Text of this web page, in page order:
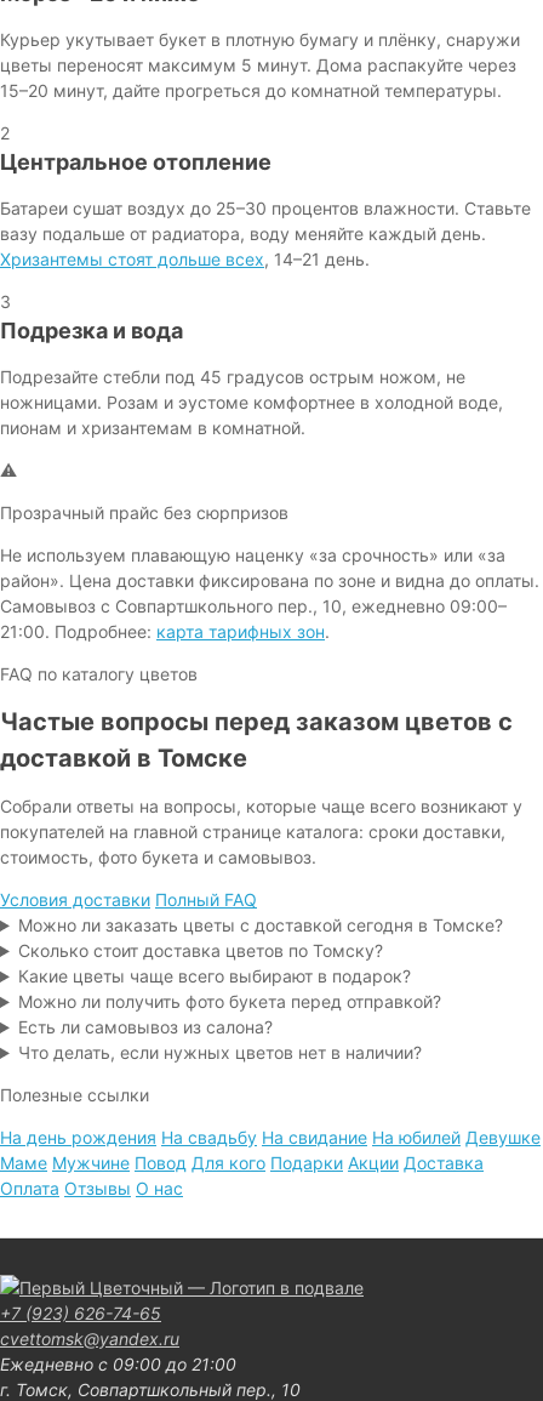
Курьер укутывает букет в плотную бумагу и плёнку, снаружи
цветы переносят максимум 5 минут. Дома распакуйте через
15–20 минут, дайте прогреться до комнатной температуры.
2
Центральное отопление
Батареи сушат воздух до 25–30 процентов влажности. Ставьте
вазу подальше от радиатора, воду меняйте каждый день.
Хризантемы стоят дольше всех, 14–21 день.
3
Подрезка и вода
Подрезайте стебли под 45 градусов острым ножом, не
ножницами. Розам и эустоме комфортнее в холодной воде,
пионам и хризантемам в комнатной.
⚠
Прозрачный прайс без сюрпризов
Не используем плавающую наценку «за срочность» или «за
район». Цена доставки фиксирована по зоне и видна до оплаты.
Самовывоз с Совпартшкольного пер., 10, ежедневно 09:00–
21:00. Подробнее: карта тарифных зон.
FAQ по каталогу цветов
Частые вопросы перед заказом цветов с
доставкой в Томске
Собрали ответы на вопросы, которые чаще всего возникают у
покупателей на главной странице каталога: сроки доставки,
стоимость, фото букета и самовывоз.
Условия доставки Полный FAQ
Можно ли заказать цветы с доставкой сегодня в Томске?
Сколько стоит доставка цветов по Томску?
Какие цветы чаще всего выбирают в подарок?
Можно ли получить фото букета перед отправкой?
Есть ли самовывоз из салона?
Что делать, если нужных цветов нет в наличии?
Полезные ссылки
На день рождения На свадьбу На свидание На юбилей Девушке
Маме Мужчине Повод Для кого Подарки Акции Доставка
Оплата Отзывы О нас
+7 (923) 626-74-65
cvettomsk@yandex.ru
Ежедневно с 09:00 до 21:00
г. Томск, Совпартшкольный пер., 10